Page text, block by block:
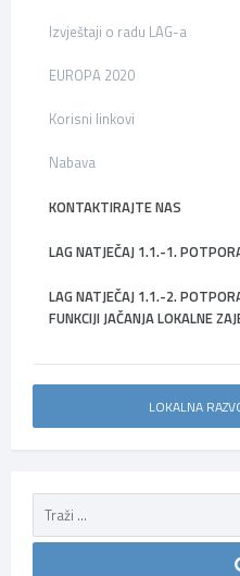
Izvještaji o radu LAG-a
EUROPA 2020
Korisni linkovi
Nabava
KONTAKTIRAJTE NAS
LAG NATJEČAJ 1.1.-1.
LAG NATJEČAJ 1.1.-2.
FUNKCIJI JAČANJA LOKALNE
LOKALNA